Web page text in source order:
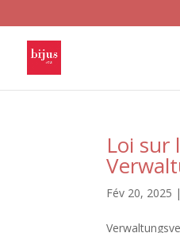
Loi sur
Fév 20, 2025 |